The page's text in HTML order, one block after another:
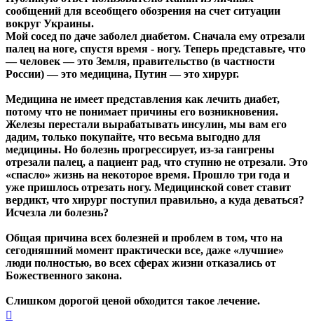
сообщений для всеобщего обозрения на счет ситуации
вокруг Украины.
Мой сосед по даче заболел диабетом. Сначала ему отрезали
палец на ноге, спустя время - ногу. Теперь представьте, что
— человек — это Земля, правительство (в частности
России) — это медицина, Путин — это хирург.
Медицина не имеет представления как лечить диабет,
потому что не понимает причины его возникновения.
Железы перестали вырабатывать инсулин, мы вам его
дадим, только покупайте, что весьма выгодно для
медицины. Но болезнь прогрессирует, из-за гангрены
отрезали палец, а пациент рад, что ступню не отрезали. Это
«спасло» жизнь на некоторое время. Прошло три года и
уже пришлось отрезать ногу. Медицинской совет ставит
вердикт, что хирург поступил правильно, а куда деваться?
Исчезла ли болезнь?
Общая причина всех болезней и проблем в том, что на
сегодняшний момент практически все, даже «лучшие»
люди полностью, во всех сферах жизни отказались от
Божественного закона.
Слишком дорогой ценой обходится такое лечение.